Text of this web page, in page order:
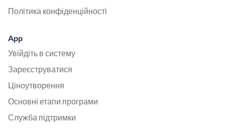
Політика конфіденційності
App
Увійдіть в систему
Зареєструватися
Ціноутворення
Основні етапи програми
Служба підтримки